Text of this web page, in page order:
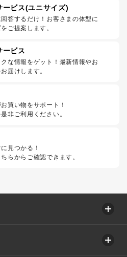
ービス(ユニサイズ)
答するだけ！お客さまの体型に
ご提案します。
ービス
な情報をゲット！最新情報やお
届けします。
買い物をサポート！
非ご利用ください。
見つかる！
らからご確認できます。